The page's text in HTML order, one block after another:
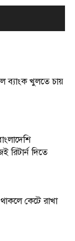
ব্যাংক খুলতে চায়
রিটার্ন দিতে
কেটে রাখা